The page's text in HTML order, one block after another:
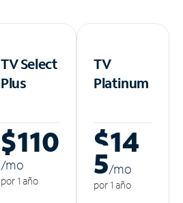
TV Select
Plus
$110
/mo
por 1 año
TV
Platinum
$14
5/mo
por 1 año